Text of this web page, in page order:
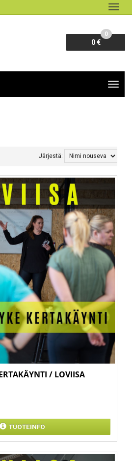
0 €
0
Järjestä:
/ LOVIISA
TUOTEINFO